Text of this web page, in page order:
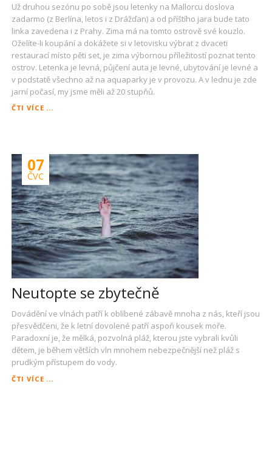
Už druhou sezónu po sobě jsou letenky na Mallorcu doslova
zadarmo (z Berlína, letos i z Drážďan) a od příštího jara bude tato
linka zavedena i z Prahy. Zima má na tomto ostrově své kouzlo.
Oželíte-li koupání a dokážete si v letovisku výbrat z dvaceti
restaurací místo pěti set, je zima výbornou příležitostí poznat tento
ostrov. Letenka je levná, půjčení auta je levné, ubytování je levné a
v podstatě všechno až na aquaparky je v provozu. A v lednu je zde
jarní počasí, my jsme měli až 20 stupňů.
ČTI VÍCE ...
07
ČVC
Neutopte se zbytečně
Dovádění ve vlnách patří k oblíbené zábavě mnoha z nás, kteří jsou
přesvědčeni, že k letní dovolené patří aspoň kousek moře.
Paradoxní je, že mělká, pozvolná pláž, kterou jste vybrali kvůli
dětem, je během větších vln mnohem nebezpečnější než pláž s
prudkým přístupem do vody.
ČTI VÍCE ...